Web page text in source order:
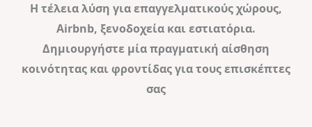
Η τέλεια λύση για επαγγελματικούς χώρους,
Airbnb, ξενοδοχεία και εστιατόρια.
Δημιουργήστε μία πραγματική αίσθηση
κοινότητας και φροντίδας για τους επισκέπτες
σας